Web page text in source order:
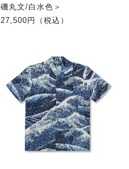
磯丸文/白水色＞
27,500円（税込）